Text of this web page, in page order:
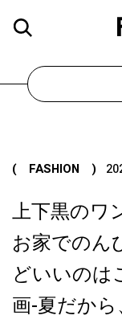
( FASHION )
上下黒のワ
お家でのん
どいいのは
画-夏だから